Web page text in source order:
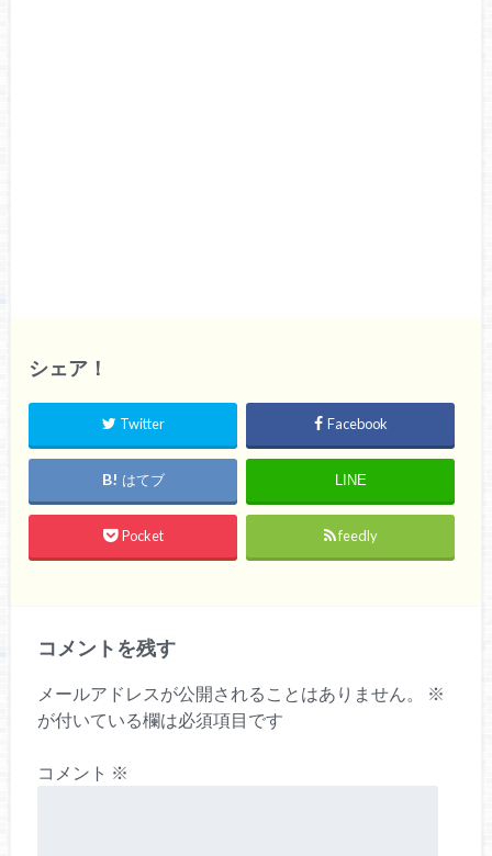
シェア！
Twitter Facebook
はてブ LINE
Pocket feedly
コメントを残す
メールアドレスが公開されることはありません。
※
が付いている欄は必須項目です
コメント ※